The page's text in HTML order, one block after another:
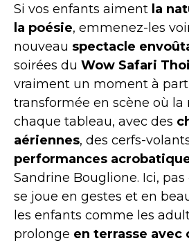
Si vos enfants aiment la
la poésie, emmenez-les
nouveau spectacle
soirées du Wow Safari
vraiment un moment à part
transformée en scène où la
chaque tableau, avec des
aériennes, des cerfs-
performances
Sandrine Bouglione. Ici,
se joue en gestes et en
les enfants comme les
prolonge en terrasse avec